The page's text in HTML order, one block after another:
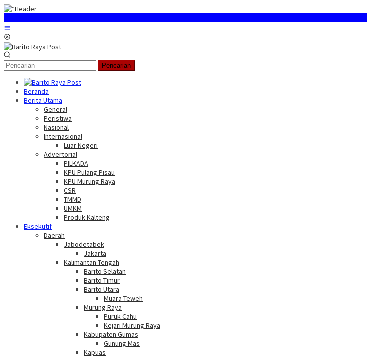
Loncat
konten
Pencarian
Beranda
Berita Utama
General
Peristiwa
Nasional
Internasional
Luar Negeri
Advertorial
PILKADA
KPU Pulang Pisau
KPU Murung Raya
CSR
TMMD
UMKM
Produk Kalteng
Eksekutif
Daerah
Jabodetabek
Jakarta
Kalimantan Tengah
Barito Selatan
Barito Timur
Barito Utara
Muara Teweh
Murung Raya
Puruk Cahu
Kejari Murung Raya
Kabupaten Gumas
Gunung Mas
Kapuas